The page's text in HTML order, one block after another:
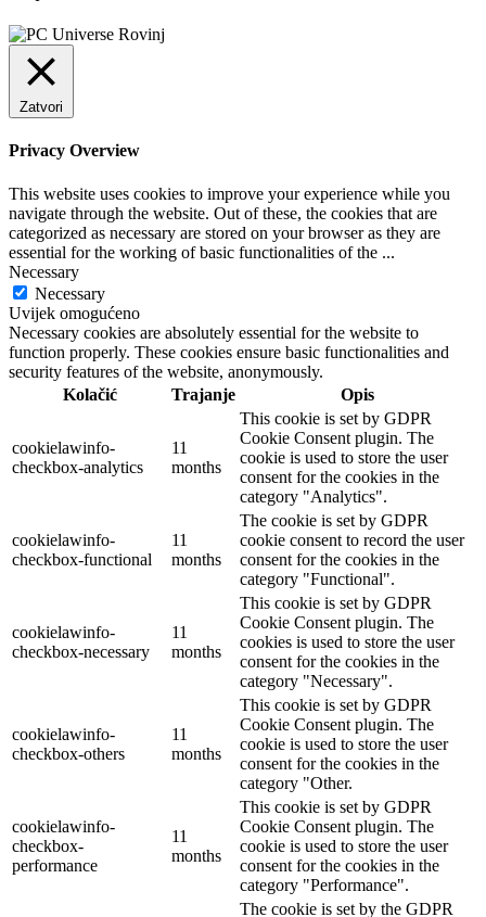
Zatvori
Privacy Overview
This website uses cookies to improve your experience while you
navigate through the website. Out of these, the cookies that are
categorized as necessary are stored on your browser as they are
essential for the working of basic functionalities of the ...
Necessary
Necessary
Uvijek omogućeno
Necessary cookies are absolutely essential for the website to
function properly. These cookies ensure basic functionalities and
security features of the website, anonymously.
Kolačić
Trajanje Opis
cookielawinfo-
checkbox-analytics
11
months
This cookie is set by GDPR
Cookie Consent plugin. The
cookie is used to store the user
consent for the cookies in the
category "Analytics".
cookielawinfo-
checkbox-functional
11
months
The cookie is set by GDPR
cookie consent to record the user
consent for the cookies in the
category "Functional".
cookielawinfo-
checkbox-necessary
11
months
This cookie is set by GDPR
Cookie Consent plugin. The
cookies is used to store the user
consent for the cookies in the
category "Necessary".
cookielawinfo-
checkbox-others
11
months
This cookie is set by GDPR
Cookie Consent plugin. The
cookie is used to store the user
consent for the cookies in the
category "Other.
cookielawinfo-
checkbox-
performance
11
months
This cookie is set by GDPR
Cookie Consent plugin. The
cookie is used to store the user
consent for the cookies in the
category "Performance".
The cookie is set by the GDPR